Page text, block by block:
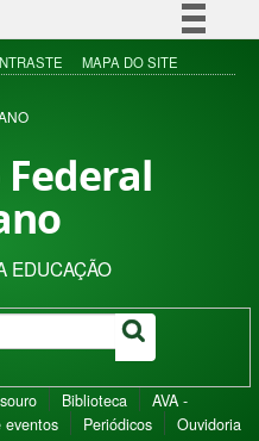
Simplifique!
Acesso à informação
MAPA DO SITE
EDUCAÇÃO
Biblioteca
AVA -
eventos Periódicos Ouvidoria